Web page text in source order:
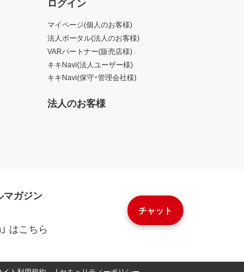
チャット
マイページ(個人のお客様)
法人ポータル(法人のお客様)
VARパートナー(販売店様)
キキNavi(法人ユーザー様)
キキNavi(保守・管理会社様)
法人のお客様
マガジン
はこちら